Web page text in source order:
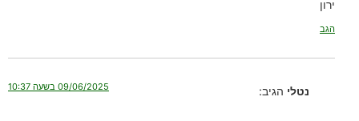
ירון
הגב
נטלי הגיב: 09/06/2025 בשעה 10:37